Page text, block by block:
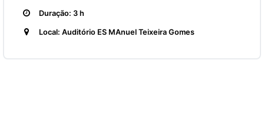
Duração: 3 h
Local: Auditório ES MAnuel Teixeira Gomes